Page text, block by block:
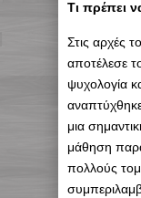
Τι πρέπει
Στις αρχές
αποτέλεσε
ψυχολογία
μια
μάθηση
πολλούς